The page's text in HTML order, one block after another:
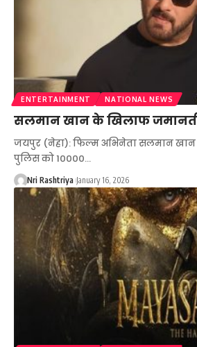
ENTERTAINMENT NATIONAL NEWS
सलमान खान के खिलाफ जमानती
जयपुर (नेहा): फिल्म अभिनेता सलमान
पुलिस को 10000…
Nri Rashtriya January 16, 2026